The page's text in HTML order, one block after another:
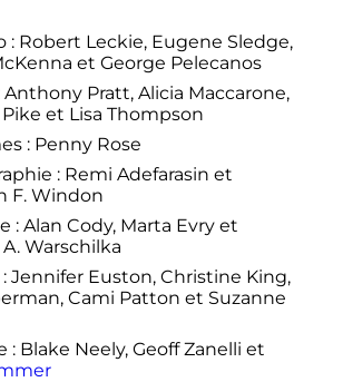
: Robert Leckie, Eugene Sledge,
et George Pelecanos
Anthony Pratt, Alicia Maccarone,
et Lisa Thompson
: Penny Rose
: Remi Adefarasin et
F. Windon
: Alan Cody, Marta Evry et
Warschilka
: Jennifer Euston, Christine King,
Cami Patton et Suzanne
: Blake Neely, Geoff Zanelli et